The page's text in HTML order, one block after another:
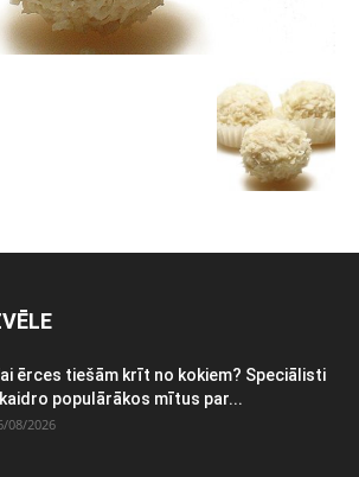
ērces tiešām krīt no kokiem? Speciālisti
populārākos mītus par...
08/2026